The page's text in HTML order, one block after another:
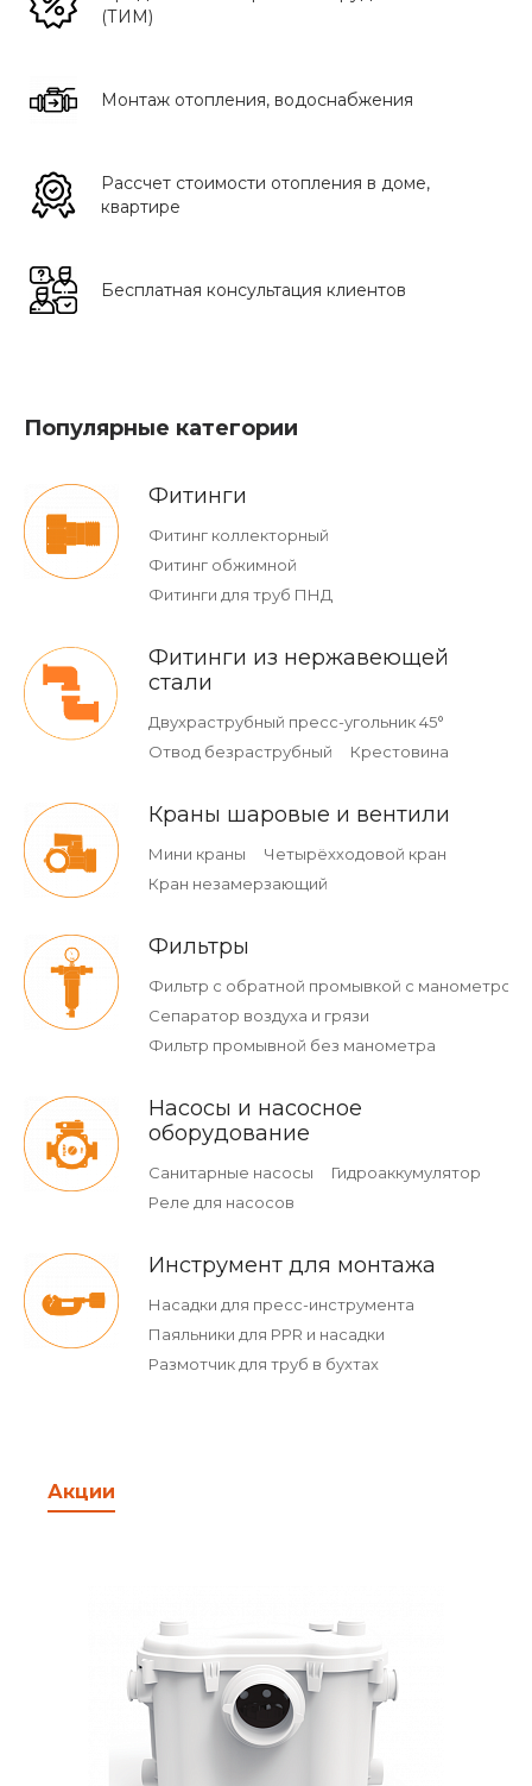
(ТИМ)
Монтаж отопления, водоснабжения
Рассчет стоимости отопления в доме,
квартире
Бесплатная консультация клиентов
Популярные категории
Фитинги
Фитинг коллекторный
Фитинг обжимной
Фитинги для труб ПНД
Фитинги из нержавеющей
стали
Двухраструбный пресс-угольник 45°
Отвод безраструбный
Крестовина
Краны шаровые и вентили
Мини краны
Четырёхходовой кран
Кран незамерзающий
Фильтры
Фильтр с обратной промывкой c манометром
Сепаратор воздуха и грязи
Фильтр промывной без манометра
Насосы и насосное
оборудование
Санитарные насосы
Гидроаккумулятор
Реле для насосов
Инструмент для монтажа
Насадки для пресс-инструмента
Паяльники для PPR и насадки
Размотчик для труб в бухтах
Акции